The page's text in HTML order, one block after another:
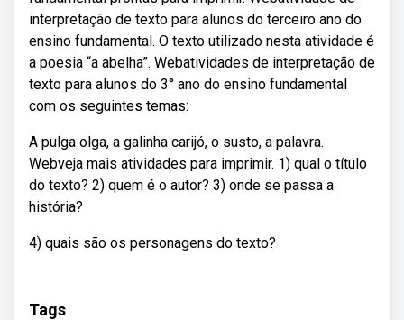
interpretação de texto para alunos do terceiro ano do
ensino fundamental. O texto utilizado nesta atividade é
a poesia “a abelha”. Webatividades de interpretação de
texto para alunos do 3° ano do ensino fundamental
com os seguintes temas:
A pulga olga, a galinha carijó, o susto, a palavra.
Webveja mais atividades para imprimir. 1) qual o título
do texto? 2) quem é o autor? 3) onde se passa a
história?
4) quais são os personagens do texto?
Tags